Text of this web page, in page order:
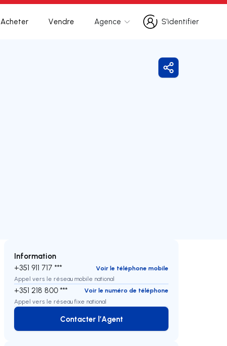
Acheter Vendre Agence
S’identifier
S’identifier
Partager
Information
+351 911 717 ***
Voir le téléphone mobile
Appel vers le réseau mobile national
+351 218 800 ***
Voir le numéro de téléphone
Appel vers le réseau fixe national
Contacter l’Agent
Contacter l’Agent